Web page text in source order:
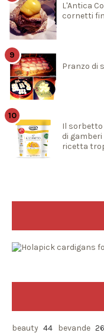
L'Antica
cornetti
Pranzo di
Il sorbetto
di
ricetta
beauty 44 bevande 26